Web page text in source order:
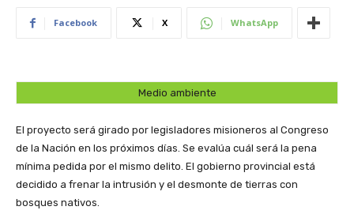
Facebook X WhatsApp
Medio ambiente
El proyecto será girado por legisladores misioneros al Congreso
de la Nación en los próximos días. Se evalúa cuál será la pena
mínima pedida por el mismo delito. El gobierno provincial está
decidido a frenar la intrusión y el desmonte de tierras con
bosques nativos.